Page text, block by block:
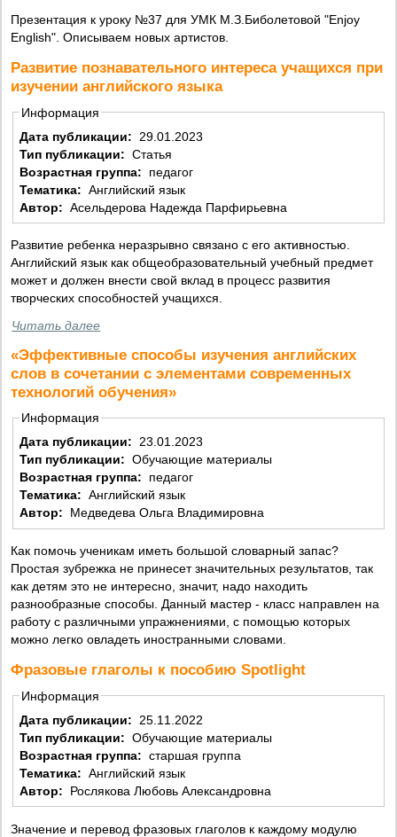
Презентация к уроку №37 для УМК М.З.Биболетовой "Enjoy
English". Описываем новых артистов.
Развитие познавательного интереса учащихся при
изучении английского языка
Информация
Дата публикации:
29.01.2023
Тип публикации: Статья
Возрастная группа:
педагог
Тематика: Английский язык
Автор: Асельдерова Надежда Парфирьевна
Развитие ребенка неразрывно связано с его активностью.
Английский язык как общеобразовательный учебный предмет
может и должен внести свой вклад в процесс развития
творческих способностей учащихся.
Читать далее
«Эффективные способы изучения английских
слов в сочетании с элементами современных
технологий обучения»
Информация
Дата публикации: 23.01.2023
Тип публикации: Обучающие материалы
Возрастная группа:
педагог
Тематика: Английский язык
Автор:
Медведева Ольга Владимировна
Как помочь ученикам иметь большой словарный запас?
Простая зубрежка не принесет значительных результатов, так
как детям это не интересно, значит, надо находить
разнообразные способы. Данный мастер - класс направлен на
работу с различными упражнениями, с помощью которых
можно легко овладеть иностранными словами.
Фразовые глаголы к пособию Spotlight
Информация
Дата публикации:
25.11.2022
Тип публикации: Обучающие материалы
Возрастная группа: старшая группа
Тематика: Английский язык
Автор:
Рослякова Любовь Александровна
Значение и перевод фразовых глаголов к каждому модулю